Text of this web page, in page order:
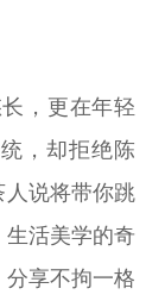
，更在年轻
，却拒绝陈
说将带你跳
活美学的奇
享不拘一格